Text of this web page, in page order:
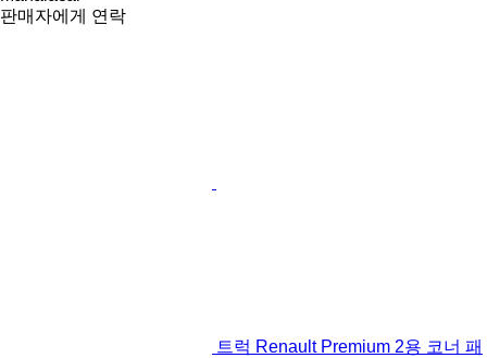
판매자에게 연락
트럭 Renault Premium 2용 코너 패